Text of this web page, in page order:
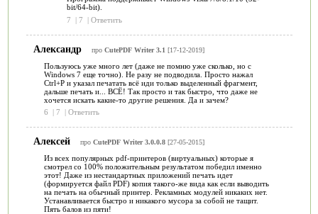
bit/64-bit).
7
| 7 | Ответить
Александр про CutePDF Writer 3.1 [17-12-2019]
Пользуюсь уже много лет (даже не помню уже сколько, но с
Windows 7 еще точно). Не разу не подводила. Просто нажал
Ctrl+P и указал печатать всё иди только выделенный фрагмент,
дальше печать и... ВСЁ! Так просто и так быстро, что даже не
хочется искать какие-то другие решения. Да и зачем?
6
| 7 | Ответить
Алексей про CutePDF Writer 3.0.0.8[27-05-2015]
Из всех популярных pdf-принтеров (виртуальных) которые я
смотрел со 100% положительным результатом победил именно
этот! Даже из нестандартных приложений печать идет
(формируется файл PDF) копия такого-же вида как если выводить
на печать на обычный принтер. Рекламных модулей никаких нет.
Устанавливается быстро и никакого мусора за собой не тащит.
Пять балов из пяти!